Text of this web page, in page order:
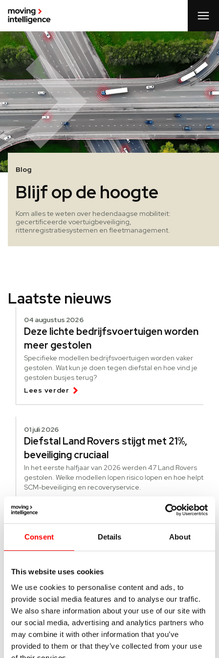
Consent Details About
This website uses cookies
We use cookies to personalise content and ads, to
provide social media features and to analyse our traffic.
We also share information about your use of our site with
our social media, advertising and analytics partners who
may combine it with other information that you’ve
provided to them or that they’ve collected from your use
Blog
Blijf op de hoogte
Kom alles te weten over hedendaagse mobiliteit:
gecertificeerde voertuigbeveiliging,
rittenregistratiesystemen en fleetmanagement.
Laatste nieuws
04 augustus 2026
Deze lichte bedrijfsvoertuigen worden
meer gestolen
Specifieke modellen bedrijfsvoertuigen worden vaker
gestolen. Wat kun je doen tegen diefstal en hoe vind je
gestolen busjes terug?
Lees verder
01 juli 2026
Diefstal Land Rovers stijgt met 21%,
beveiliging cruciaal
In het eerste halfjaar van 2026 werden 47 Land Rovers
gestolen. Welke modellen lopen risico lopen en hoe helpt
SCM-beveiliging en recoveryservice.
22 juni 2026
Hoe krijgt u actuele kilometerstanden
Direct de actuele kilometerstand van alle voertuigen,
brandstof en EV, in uw wagenpark, dat is het grote
voordeel van fleetmanagement met Echoes.
Lees verder
21 juni 2026